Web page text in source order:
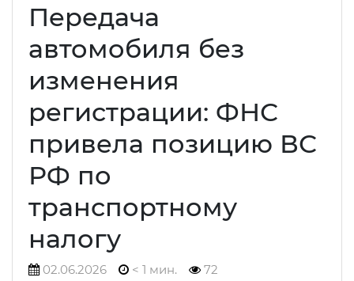
Передача
автомобиля без
изменения
регистрации: ФНС
привела позицию ВС
РФ по
транспортному
налогу
02.06.2026 < 1 мин. 72